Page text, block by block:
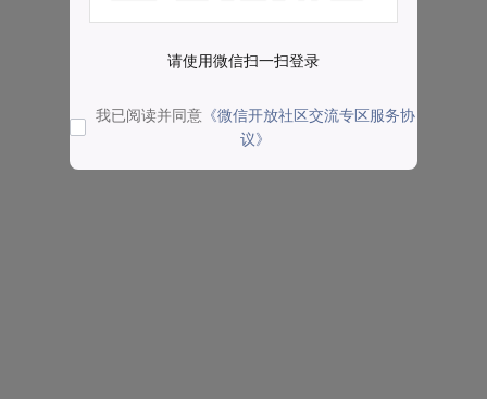
请使用微信扫一扫登录
我已阅读并同意 《微信开放社区交流专区服务协
议》